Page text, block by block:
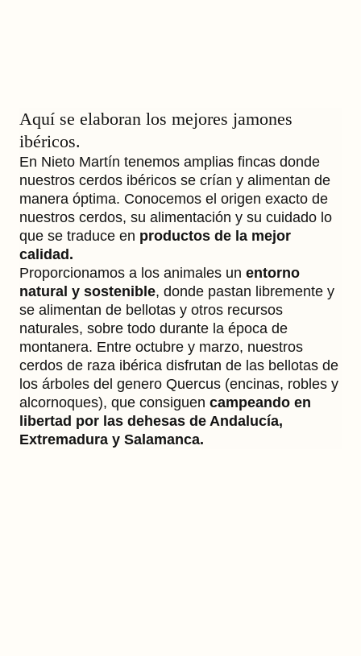
Aquí se elaboran los mejores jamones
ibéricos.
En Nieto Martín tenemos amplias fincas donde
nuestros cerdos ibéricos se crían y alimentan de
manera óptima. Conocemos el origen exacto de
nuestros cerdos, su alimentación y su cuidado lo
que se traduce en productos de la mejor
calidad.
Proporcionamos a los animales un entorno
natural y sostenible, donde pastan libremente y
se alimentan de bellotas y otros recursos
naturales, sobre todo durante la época de
montanera. Entre octubre y marzo, nuestros
cerdos de raza ibérica disfrutan de las bellotas de
los árboles del genero Quercus (encinas, robles y
alcornoques), que consiguen campeando en
libertad por las dehesas de Andalucía,
Extremadura y Salamanca.